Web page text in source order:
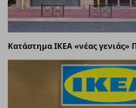
Κατάστημα ΙΚΕΑ «νέας γενιάς»